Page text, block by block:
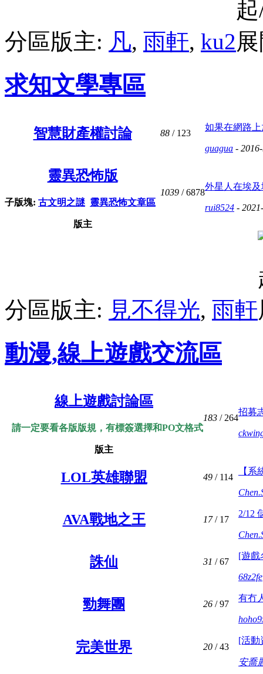
分區版主: 凡, 雨軒, ku2
求知文學專區
智慧財產權討論 88 / 123
如果在網路
guagua -
靈異恐怖版
子版塊: 古文明之謎 靈異恐怖文章區
版主
1039 / 6878
外星人在埃
rui8524 -
分區版主: 見不得光, 雨軒
動漫,線上遊戲交流區
線上遊戲討論區
請一定要看各版版規，有標簽選擇和PO文格式
版主
183 / 264
招募
LOL英雄聯盟 49 / 114
【系
AVA戰地之王 17/ 17
2/12
誅仙 31 / 67
[遊戲
68z2fe
勁舞團 26 / 97
有冇
完美世界 20 / 43
[活動
安喬